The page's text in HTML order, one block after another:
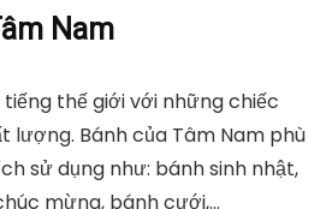
Nam
thế giới với những chiếc
lượng. Bánh của Tâm Nam phù
sử dụng như: bánh sinh nhật,
mừng, bánh cưới,…